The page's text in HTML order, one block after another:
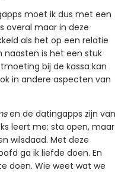
moet ik dus met een
overal maar in deze
als het op een relatie
naasten is het een stuk
bij de kassa kan
in andere aspecten van
en de datingapps zijn van
leert me: sta open, maar
wilsdaad. Met deze
ga ik liefde doen. En
doen. Wie weet wat we